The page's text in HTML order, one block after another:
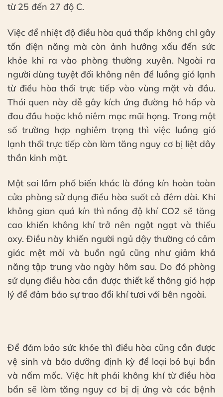
từ 25 đến 27 độ C.
Việc để nhiệt độ điều hòa quá thấp không chỉ gây
tốn điện năng mà còn ảnh hưởng xấu đến sức
khỏe khi ra vào phòng thường xuyên. Ngoài ra
người dùng tuyệt đối không nên để luồng gió lạnh
từ điều hòa thổi trực tiếp vào vùng mặt và đầu.
Thói quen này dễ gây kích ứng đường hô hấp và
đau đầu hoặc khô niêm mạc mũi họng. Trong một
số trường hợp nghiêm trọng thì việc luồng gió
lạnh thổi trực tiếp còn làm tăng nguy cơ bị liệt dây
thần kinh mặt.
Một sai lầm phổ biến khác là đóng kín hoàn toàn
cửa phòng sử dụng điều hòa suốt cả đêm dài. Khi
không gian quá kín thì nồng độ khí CO2 sẽ tăng
cao khiến không khí trở nên ngột ngạt và thiếu
oxy. Điều này khiến người ngủ dậy thường có cảm
giác mệt mỏi và buồn ngủ cũng như giảm khả
năng tập trung vào ngày hôm sau. Do đó phòng
sử dụng điều hòa cần được thiết kế thông gió hợp
lý để đảm bảo sự trao đổi khí tươi với bên ngoài.
Để đảm bảo sức khỏe thì điều hòa cũng cần được
vệ sinh và bảo dưỡng định kỳ để loại bỏ bụi bẩn
và nấm mốc. Việc hít phải không khí từ điều hòa
bẩn sẽ làm tăng nguy cơ bị dị ứng và các bệnh